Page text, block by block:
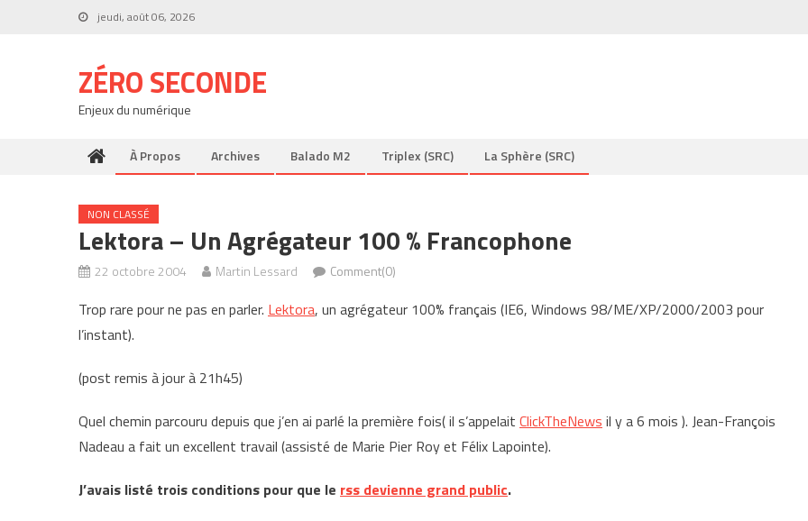
jeudi, août 06, 2026
ZÉRO SECONDE
Enjeux du numérique
À Propos Archives Balado M2 Triplex (SRC) La Sphère (SRC)
NON CLASSÉ
Lektora – Un Agrégateur 100 % Francophone
22 octobre 2004 Martin Lessard Comment(0)
Trop rare pour ne pas en parler. Lektora, un agrégateur 100% français (IE6, Windows 98/ME/XP/2000/2003 pour
l’instant).
(post remis à jour à 21h45)
Quel chemin parcouru depuis que j’en ai parlé la première fois( il s’appelait ClickTheNews il y a 6 mois ). Jean-François
Nadeau a fait un excellent travail (assisté de Marie Pier Roy et Félix Lapointe).
J’avais listé trois conditions pour que le rss devienne grand public.